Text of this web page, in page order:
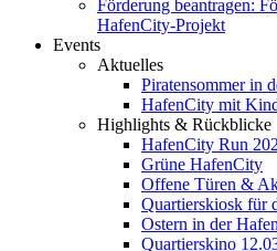
Förderung beantragen:
HafenCity-Projekt
Events
Aktuelles
Piratensommer in
HafenCity mit
Highlights & Rückblicke
HafenCity Run
Grüne HafenCity
Offene Türen &
Quartierskiosk für
Ostern in der
Quartierskino